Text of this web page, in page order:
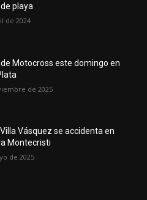
playa
de 2024
Motocross este domingo en
de 2025
Vásquez se accidenta en
Montecristi
de 2025